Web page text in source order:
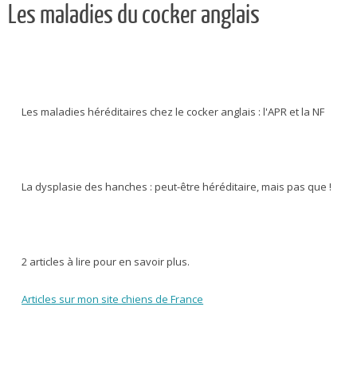
Les maladies du cocker anglais
Les maladies héréditaires chez le cocker anglais : l'APR et la NF
La dysplasie des hanches : peut-être héréditaire, mais pas que !
2 articles à lire pour en savoir plus.
Articles sur mon site chiens de France